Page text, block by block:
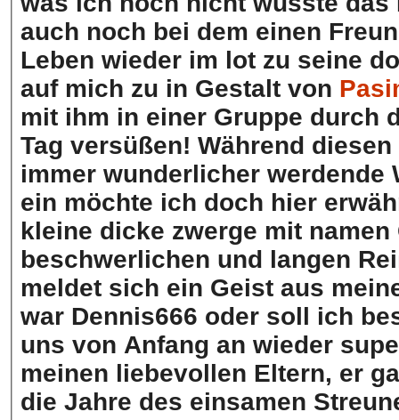
auch noch bei dem einen
Leben wieder im lot zu seine
auf mich zu in Gestalt von
mit ihm in einer Gruppe durch
Tag versüßen! Während
immer wunderlicher werdende
ein möchte ich doch hier
kleine dicke zwerge mit
beschwerlichen und langen
meldet sich ein Geist aus
war Dennis666 oder soll ich
uns von Anfang an wieder
meinen liebevollen Eltern, er
die Jahre des einsamen